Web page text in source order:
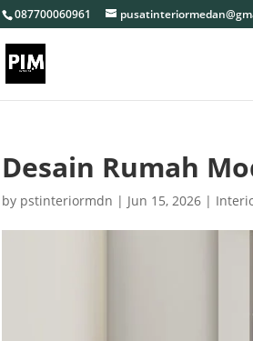
087700060961
Desain Rumah
by pstinteriormdn | Jun 15, 2026 |